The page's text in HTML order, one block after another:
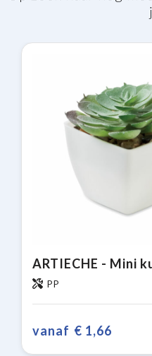
ARTIECHE - Mini
PP
vanaf € 1,66